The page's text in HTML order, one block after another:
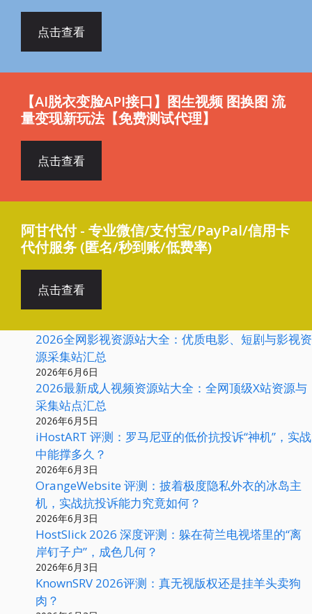
点击查看
【AI脱衣变脸API接口】图生视频 图换图 流
量变现新玩法【免费测试代理】
点击查看
阿甘代付 - 专业微信/支付宝/PayPal/信用卡
代付服务 (匿名/秒到账/低费率)
点击查看
2026全网影视资源站大全：优质电影、短剧与影视资
源采集站汇总
2026年6月6日
2026最新成人视频资源站大全：全网顶级X站资源与
采集站点汇总
2026年6月5日
iHostART 评测：罗马尼亚的低价抗投诉“神机”，实战
中能撑多久？
2026年6月3日
OrangeWebsite 评测：披着极度隐私外衣的冰岛主
机，实战抗投诉能力究竟如何？
2026年6月3日
HostSlick 2026 深度评测：躲在荷兰电视塔里的“离
岸钉子户”，成色几何？
2026年6月3日
KnownSRV 2026评测：真无视版权还是挂羊头卖狗
肉？